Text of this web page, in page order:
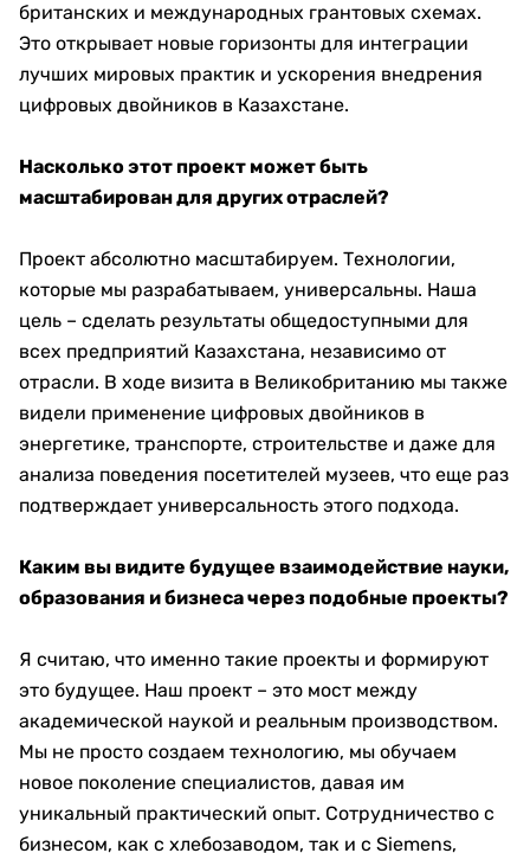
британских и международных грантовых схемах.
Это открывает новые горизонты для интеграции
лучших мировых практик и ускорения внедрения
цифровых двойников в Казахстане.
Насколько этот проект может быть
масштабирован для других отраслей?
Проект абсолютно масштабируем. Технологии,
которые мы разрабатываем, универсальны. Наша
цель – сделать результаты общедоступными для
всех предприятий Казахстана, независимо от
отрасли. В ходе визита в Великобританию мы также
видели применение цифровых двойников в
энергетике, транспорте, строительстве и даже для
анализа поведения посетителей музеев, что еще раз
подтверждает универсальность этого подхода.
Каким вы видите будущее взаимодействие науки,
образования и бизнеса через подобные проекты?
Я считаю, что именно такие проекты и формируют
это будущее. Наш проект – это мост между
академической наукой и реальным производством.
Мы не просто создаем технологию, мы обучаем
новое поколение специалистов, давая им
уникальный практический опыт. Сотрудничество с
бизнесом, как с хлебозаводом, так и с Siemens,